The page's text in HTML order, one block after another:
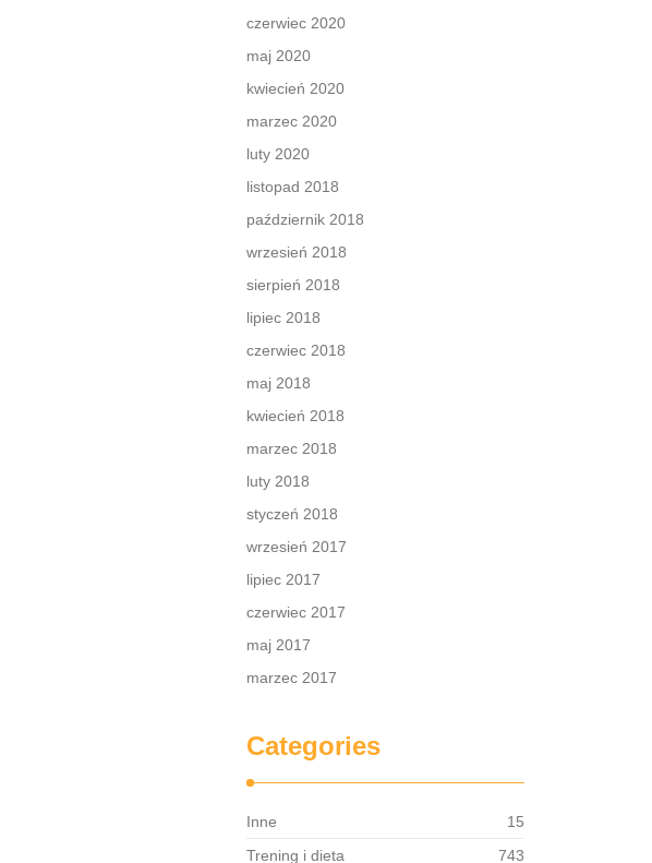
czerwiec 2020
maj 2020
kwiecień 2020
marzec 2020
luty 2020
listopad 2018
październik 2018
wrzesień 2018
sierpień 2018
lipiec 2018
czerwiec 2018
maj 2018
kwiecień 2018
marzec 2018
luty 2018
styczeń 2018
wrzesień 2017
lipiec 2017
czerwiec 2017
maj 2017
marzec 2017
Categories
Inne
15
Trening i dieta
743